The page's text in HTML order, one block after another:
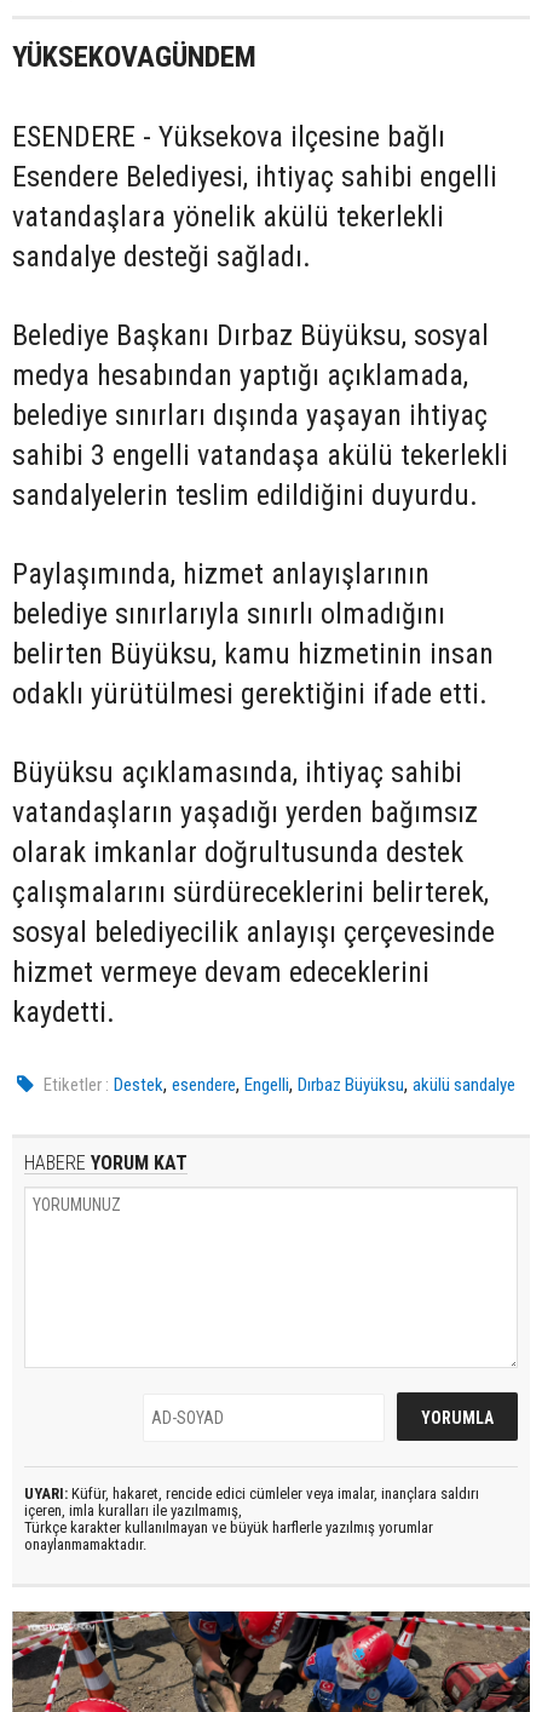
YÜKSEKOVAGÜNDEM
ESENDERE - Yüksekova ilçesine bağlı
Esendere Belediyesi, ihtiyaç sahibi engelli
vatandaşlara yönelik akülü tekerlekli
sandalye desteği sağladı.
Belediye Başkanı Dırbaz Büyüksu, sosyal
medya hesabından yaptığı açıklamada,
belediye sınırları dışında yaşayan ihtiyaç
sahibi 3 engelli vatandaşa akülü tekerlekli
sandalyelerin teslim edildiğini duyurdu.
Paylaşımında, hizmet anlayışlarının
belediye sınırlarıyla sınırlı olmadığını
belirten Büyüksu, kamu hizmetinin insan
odaklı yürütülmesi gerektiğini ifade etti.
Büyüksu açıklamasında, ihtiyaç sahibi
vatandaşların yaşadığı yerden bağımsız
olarak imkanlar doğrultusunda destek
çalışmalarını sürdüreceklerini belirterek,
sosyal belediyecilik anlayışı çerçevesinde
hizmet vermeye devam edeceklerini
kaydetti.
Etiketler : Destek,esendere,Engelli,Dırbaz Büyüksu,akülü sandalye
HABERE YORUM KAT
UYARI: Küfür, hakaret, rencide edici cümleler veya imalar, inançlara saldırı
içeren, imla kuralları ile yazılmamış,
Türkçe karakter kullanılmayan ve büyük harflerle yazılmış yorumlar
onaylanmamaktadır.